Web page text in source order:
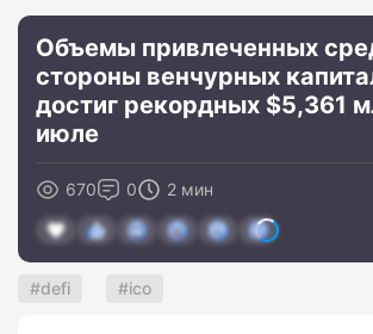
Объемы привлеченных
стороны венчурных
достиг рекордных $5,361
июле
670 0 2 мин
defi ico